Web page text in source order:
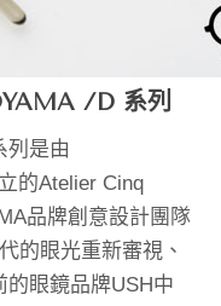
/D 系列
列是由
的Atelier Cinq
品牌創意設計團隊
的眼光重新審視、
的眼鏡品牌USH中